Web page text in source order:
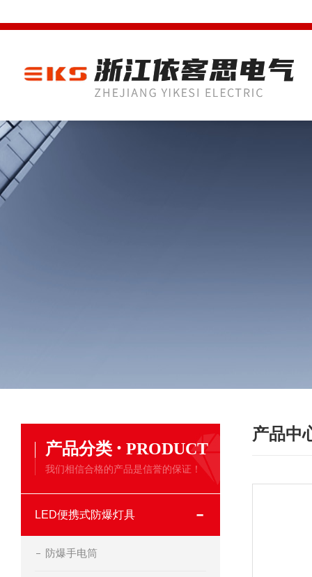
产品分类 · PRODUCT
我们相信合格的产品是信誉的保证！
LED便携式防爆灯具
防爆手电筒
产品中